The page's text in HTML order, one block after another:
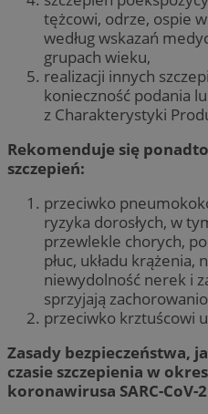
tężcowi, odrze, ospie
według wskazań
grupach wieku,
realizacji innych
konieczność podania
z Charakterystyki
Rekomenduje się
szczepień:
przeciwko
ryzyka dorosłych, w
przewlekle chorych,
płuc, układu
niewydolność nerek i
sprzyjają
przeciwko krztuścowi
Zasady bezpieczeństwa,
czasie szczepienia w
koronawirusa SARC-CoV-